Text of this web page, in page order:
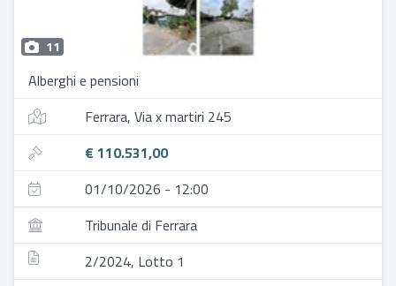
11
Alberghi e pensioni
Ferrara, Via x martiri 245
€ 110.531,00
01/10/2026 - 12:00
Tribunale di Ferrara
2/2024, Lotto 1